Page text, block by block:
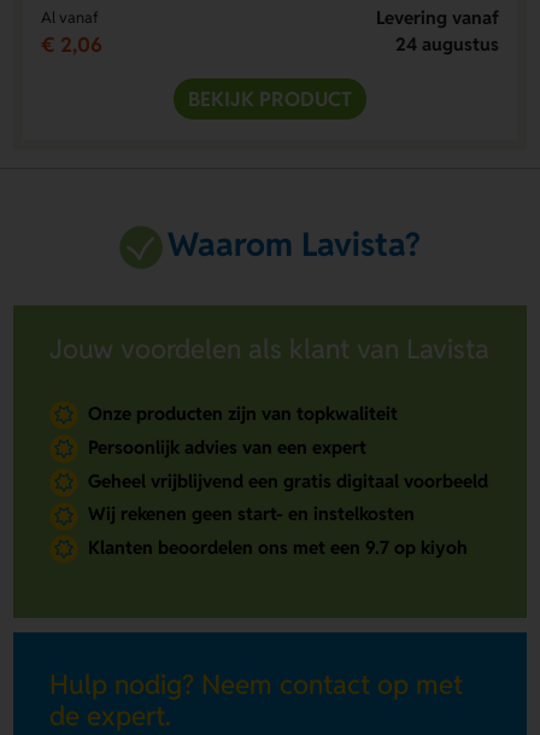
Al vanaf
€ 2,06
Levering vanaf
24 augustus
BEKIJK PRODUCT
Waarom Lavista?
Jouw voordelen als klant van Lavista
Onze producten zijn van topkwaliteit
Persoonlijk advies van een expert
Geheel vrijblijvend een gratis digitaal voorbeeld
Wij rekenen geen start- en instelkosten
Klanten beoordelen ons met een 9.7 op kiyoh
Hulp nodig? Neem contact op met
de expert.